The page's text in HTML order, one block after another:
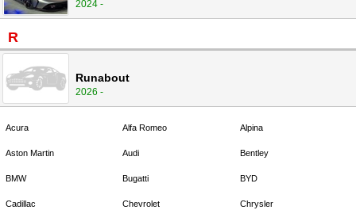
2024 -
R
Runabout
2026 -
Acura Alfa Romeo Alpina
Aston Martin Audi Bentley
BMW Bugatti BYD
Cadillac Chevrolet Chrysler